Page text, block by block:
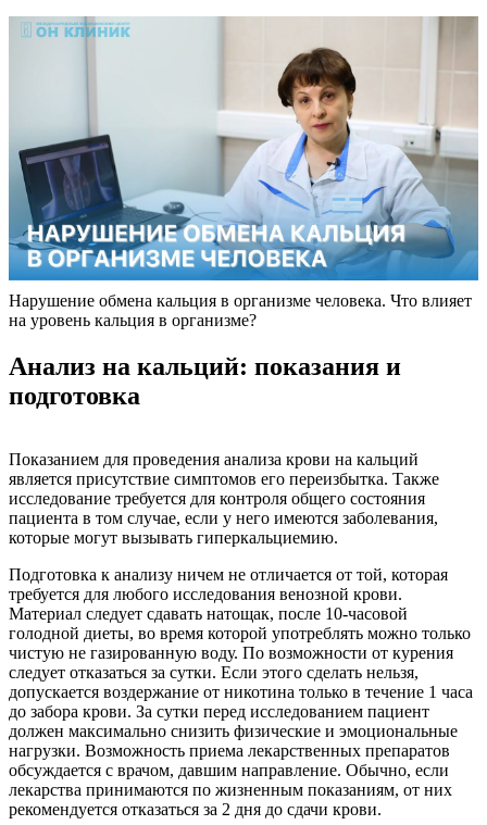
Нарушение обмена кальция в организме человека. Что влияет
на уровень кальция в организме?
Анализ на кальций: показания и
подготовка
Показанием для проведения анализа крови на кальций
является присутствие симптомов его переизбытка. Также
исследование требуется для контроля общего состояния
пациента в том случае, если у него имеются заболевания,
которые могут вызывать гиперкальциемию.
Подготовка к анализу ничем не отличается от той, которая
требуется для любого исследования венозной крови.
Материал следует сдавать натощак, после 10-часовой
голодной диеты, во время которой употреблять можно только
чистую не газированную воду. По возможности от курения
следует отказаться за сутки. Если этого сделать нельзя,
допускается воздержание от никотина только в течение 1 часа
до забора крови. За сутки перед исследованием пациент
должен максимально снизить физические и эмоциональные
нагрузки. Возможность приема лекарственных препаратов
обсуждается с врачом, давшим направление. Обычно, если
лекарства принимаются по жизненным показаниям, от них
рекомендуется отказаться за 2 дня до сдачи крови.